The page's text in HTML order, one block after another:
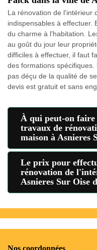
La rénovation de l'intérieur
indispensables à effectuer.
du charme à l'habitation.
au goût du jour leur
difficiles à effectuer, il faut
des formations
pas déçu de la qualité de
devis est gratuit et sans
À qui peut-on
travaux de
maison à Asnieres
Le prix pour
rénovation de
Asnieres Sur Oise
Nos coordonnées